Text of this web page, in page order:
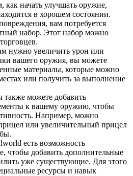
как начать улучшать оружие,
в хорошем состоянии.
вам потребуется
набор. Этот набор можно
нужно увеличить урон или
вашего оружия, вы можете
материалы, которые можно
или получить за выполнение
можете добавить
к вашему оружию, чтобы
Например, можно
или увеличительный прицел
есть возможность
чтобы добавить дополнительные
уже существующие. Для этого
ресурсы и навык